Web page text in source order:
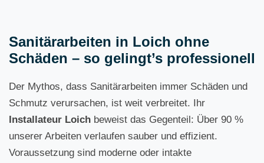
Sanitärarbeiten in Loich ohne
Schäden – so gelingt’s professionell
Der Mythos, dass Sanitärarbeiten immer Schäden und
Schmutz verursachen, ist weit verbreitet. Ihr
Installateur Loich beweist das Gegenteil: Über 90 %
unserer Arbeiten verlaufen sauber und effizient.
Voraussetzung sind moderne oder intakte